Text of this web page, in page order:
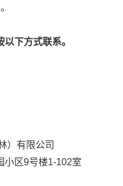
下方式联系。
小学
镇小学
管理（吉林）
鸿泽北园小区9